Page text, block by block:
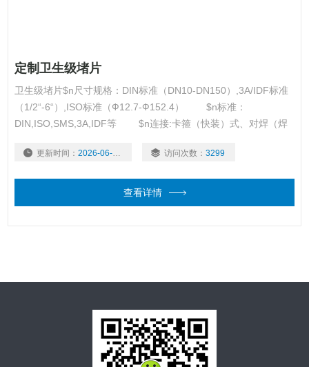
定制卫生级堵片
卫生级堵片$n尺寸规格：DIN标准（DN10-DN150）,3A/IDF标准
（1/2“-6“）,ISO标准（Ф12.7-Ф152.4） $n标准：
DIN,ISO,SMS,3A,IDF等 $n连接:卡箍（快装）式、对焊（焊
304,316,304L,316L$n壁厚：SCH5S-SCH160S $n重量：以
更新时间： 2026-06-16 访问次数： 3299
查看详情